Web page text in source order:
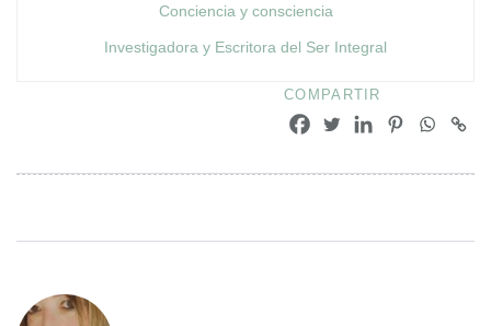
Conciencia y consciencia
Investigadora y Escritora del Ser Integral
COMPARTIR